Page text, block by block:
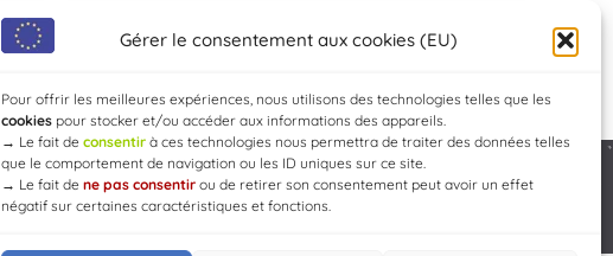
Gérer le consentement aux cookies (EU)
Pour offrir les meilleures expériences, nous utilisons des technologies telles que les
cookies pour stocker et/ou accéder aux informations des appareils.
→ Le fait de consentir à ces technologies nous permettra de traiter des données telles
que le comportement de navigation ou les ID uniques sur ce site.
→ Le fait de ne pas consentir ou de retirer son consentement peut avoir un effet
négatif sur certaines caractéristiques et fonctions. Developed by